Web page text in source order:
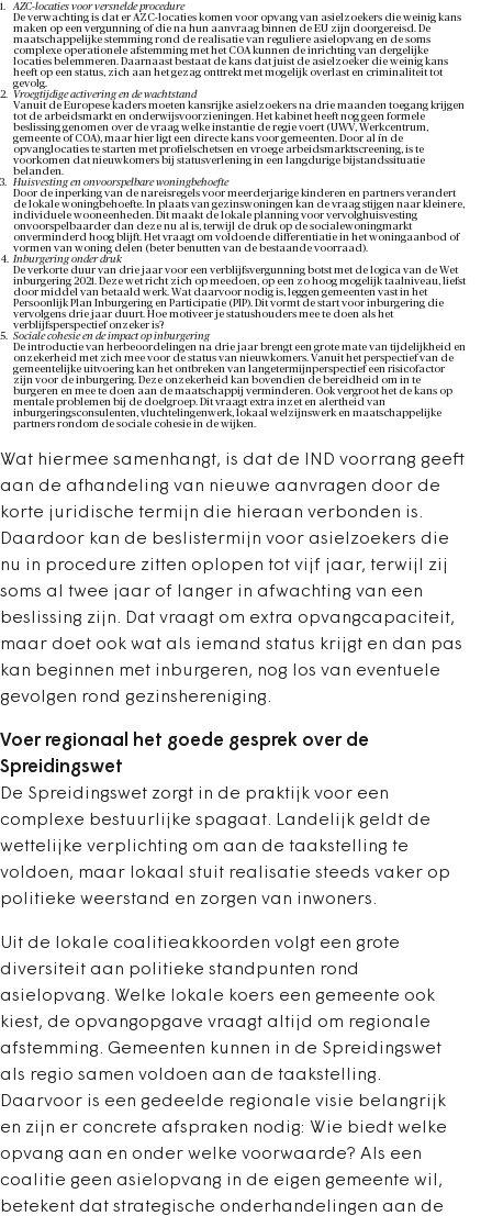
AZC-locaties voor versnelde procedure
De verwachting is dat er AZC-locaties komen voor opvang van asielzoekers die weinig kans
maken op een vergunning of die na hun aanvraag binnen de EU zijn doorgereisd. De
maatschappelijke stemming rond de realisatie van reguliere asielopvang en de soms
complexe operationele afstemming met het COA kunnen de inrichting van dergelijke
locaties belemmeren. Daarnaast bestaat de kans dat juist de asielzoeker die weinig kans
heeft op een status, zich aan het gezag onttrekt met mogelijk overlast en criminaliteit tot
gevolg.
Vroegtijdige activering en de wachtstand
Vanuit de Europese kaders moeten kansrijke asielzoekers na drie maanden toegang krijgen
tot de arbeidsmarkt en onderwijsvoorzieningen. Het kabinet heeft nog geen formele
beslissing genomen over de vraag welke instantie de regie voert (UWV, Werkcentrum,
gemeente of COA), maar hier ligt een directe kans voor gemeenten. Door al ín de
opvanglocaties te starten met profielschetsen en vroege arbeidsmarktscreening, is te
voorkomen dat nieuwkomers bij statusverlening in een langdurige bijstandssituatie
belanden.
Huisvesting en onvoorspelbare woningbehoefte
Door de inperking van de nareisregels voor meerderjarige kinderen en partners verandert
de lokale woningbehoefte. In plaats van gezinswoningen kan de vraag stijgen naar kleinere,
individuele wooneenheden. Dit maakt de lokale planning voor vervolghuisvesting
onvoorspelbaarder dan deze nu al is, terwijl de druk op de socialewoningmarkt
onverminderd hoog blijft. Het vraagt om voldoende differentiatie in het woningaanbod of
vormen van woning delen (beter benutten van de bestaande voorraad).
Inburgering onder druk
De verkorte duur van drie jaar voor een verblijfsvergunning botst met de logica van de Wet
inburgering 2021. Deze wet richt zich op meedoen, op een zo hoog mogelijk taalniveau, liefst
door middel van betaald werk. Wat daarvoor nodig is, leggen gemeenten vast in het
Persoonlijk Plan Inburgering en Participatie (PIP). Dit vormt de start voor inburgering die
vervolgens drie jaar duurt. Hoe motiveer je statushouders mee te doen als het
verblijfsperspectief onzeker is?
Sociale cohesie en de impact op inburgering
De introductie van herbeoordelingen na drie jaar brengt een grote mate van tijdelijkheid en
onzekerheid met zich mee voor de status van nieuwkomers. Vanuit het perspectief van de
gemeentelijke uitvoering kan het ontbreken van langetermijnperspectief een risicofactor
zijn voor de inburgering. Deze onzekerheid kan bovendien de bereidheid om in te
burgeren en mee te doen aan de maatschappij verminderen. Ook vergroot het de kans op
mentale problemen bij de doelgroep. Dit vraagt extra inzet en alertheid van
inburgeringsconsulenten, vluchtelingenwerk, lokaal welzijnswerk en maatschappelijke
partners rondom de sociale cohesie in de wijken.
Wat hiermee samenhangt, is dat de IND voorrang geeft
aan de afhandeling van nieuwe aanvragen door de
korte juridische termijn die hieraan verbonden is.
Daardoor kan de beslistermijn voor asielzoekers die
nu in procedure zitten oplopen tot vijf jaar, terwijl zij
soms al twee jaar of langer in afwachting van een
beslissing zijn. Dat vraagt om extra opvangcapaciteit,
maar doet ook wat als iemand status krijgt en dan pas
kan beginnen met inburgeren, nog los van eventuele
gevolgen rond gezinshereniging.
Voer regionaal het goede gesprek over de
Spreidingswet
De Spreidingswet zorgt in de praktijk voor een
complexe bestuurlijke spagaat. Landelijk geldt de
wettelijke verplichting om aan de taakstelling te
voldoen, maar lokaal stuit realisatie steeds vaker op
politieke weerstand en zorgen van inwoners.
Uit de lokale coalitieakkoorden volgt een grote
diversiteit aan politieke standpunten rond
asielopvang. Welke lokale koers een gemeente ook
kiest, de opvangopgave vraagt altijd om regionale
afstemming. Gemeenten kunnen in de Spreidingswet
als regio samen voldoen aan de taakstelling.
Daarvoor is een gedeelde regionale visie belangrijk
en zijn er concrete afspraken nodig: Wie biedt welke
opvang aan en onder welke voorwaarde? Als een
coalitie geen asielopvang in de eigen gemeente wil,
betekent dat strategische onderhandelingen aan de